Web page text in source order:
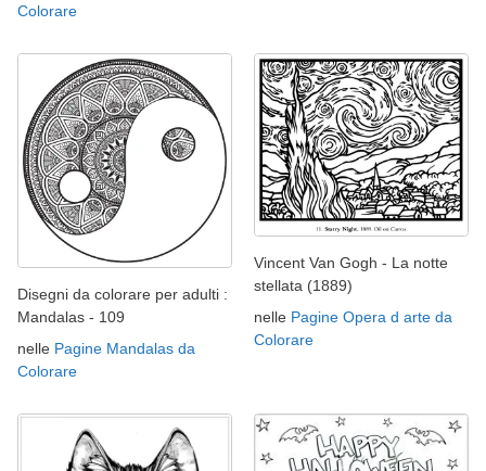
Colorare
Disegni da colorare per adulti :
Mandalas - 109
nelle Pagine Mandalas da
Colorare
Vincent Van Gogh - La notte
stellata (1889)
nelle Pagine Opera d arte da
Colorare